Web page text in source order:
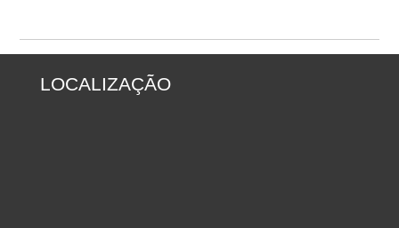
LOCALIZAÇÃO